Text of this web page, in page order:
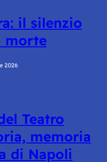
il silenzio
morte
2026
Teatro
memoria
di Napoli